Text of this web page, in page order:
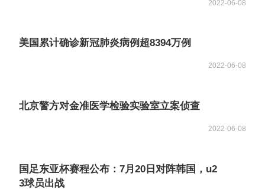
2022-06-08
美国累计确诊新冠肺炎病例超8394万例
2022-06-08
北京警方对金准医学检验实验室立案侦查
2022-06-08
国足东亚杯赛程公布：7月20日对阵韩国，u2
3球员出战